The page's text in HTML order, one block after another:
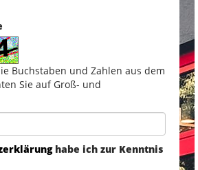
Buchstaben und Zahlen aus dem
Sie auf Groß- und
habe ich zur Kenntnis